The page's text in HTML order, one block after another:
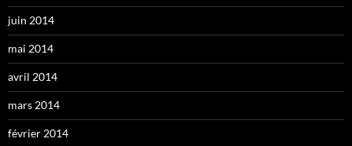
juin 2014
mai 2014
avril 2014
mars 2014
février 2014